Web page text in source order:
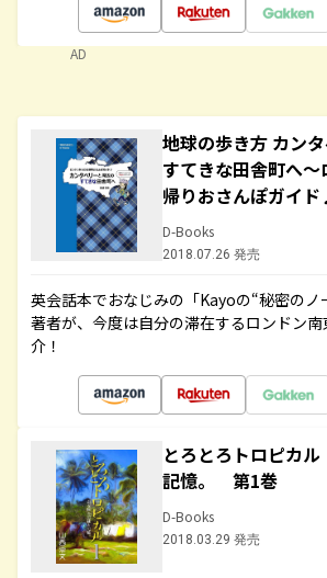
AD
地球の歩き方 カン
すてきな田舎町へ
帰りおさんぽガイ
D-Books
2018.07.26 発売
英会話本でおなじみの「Kayoの“秘密のノ
著者が、今度は自分の滞在するロンドン
介！
とろとろトロピカ
記憶。 第1巻
D-Books
2018.03.29 発売